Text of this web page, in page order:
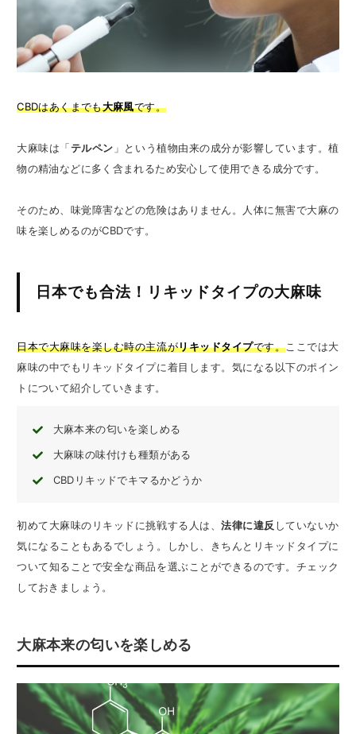
CBDはあくまでも大麻風です。
大麻味は「テルペン 」という植物由来の成分が影響しています。植
物の精油などに多く含まれるため安心して使用できる成分です。
そのため、味覚障害などの危険はありません。人体に無害で大麻の
味を楽しめるのがCBDです。
日本でも合法！リキッドタイプの大麻味
日本で大麻味を楽しむ時の主流がリキッドタイプです。ここでは大
麻味の中でもリキッドタイプに着目します。気になる以下のポイン
トについて紹介していきます。
大麻本来の匂いを楽しめる
大麻味の味付けも種類がある
CBDリキッドでキマるかどうか
初めて大麻味のリキッドに挑戦する人は、法律に違反 していないか
気になることもあるでしょう。しかし、きちんとリキッドタイプに
ついて知ることで安全な商品を選ぶことができるのです。チェック
しておきましょう。
大麻本来の匂いを楽しめる